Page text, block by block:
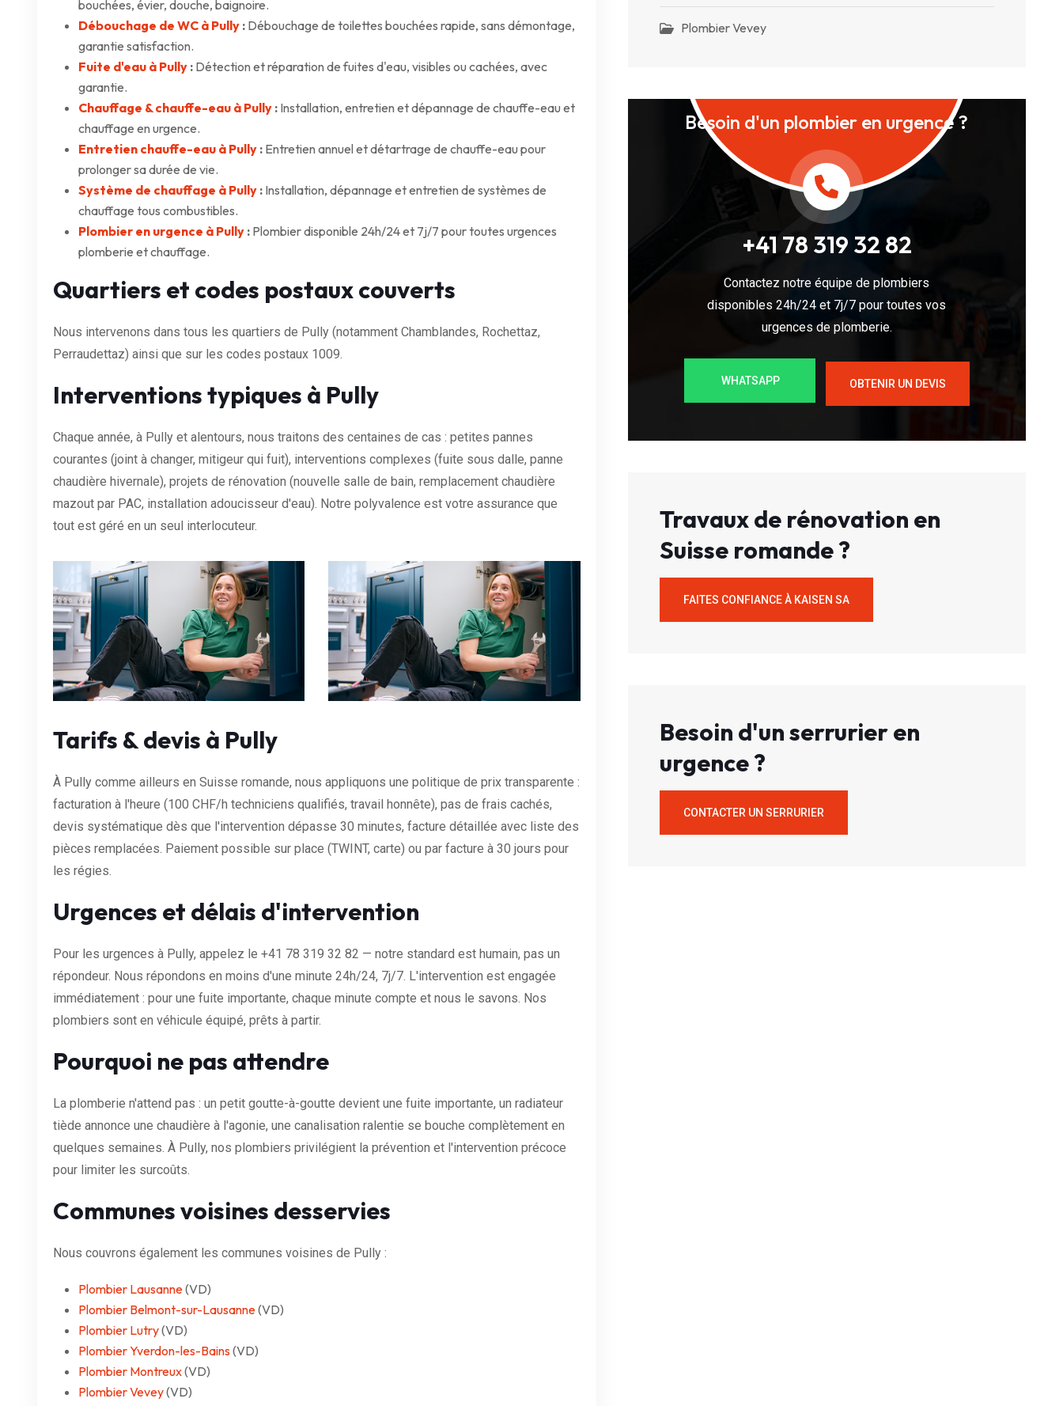
bouchées, évier, douche, baignoire.
Débouchage de WC à Pully : Débouchage de toilettes bouchées rapide, sans démontage,
garantie satisfaction.
Fuite d'eau à Pully : Détection et réparation de fuites d'eau, visibles ou cachées, avec
garantie.
Chauffage & chauffe-eau à Pully : Installation, entretien et dépannage de chauffe-eau et
chauffage en urgence.
Entretien chauffe-eau à Pully : Entretien annuel et détartrage de chauffe-eau pour
prolonger sa durée de vie.
Système de chauffage à Pully : Installation, dépannage et entretien de systèmes de
chauffage tous combustibles.
Plombier en urgence à Pully : Plombier disponible 24h/24 et 7j/7 pour toutes urgences
plomberie et chauffage.
Quartiers et codes postaux couverts
Nous intervenons dans tous les quartiers de Pully (notamment Chamblandes, Rochettaz,
Perraudettaz) ainsi que sur les codes postaux 1009.
Interventions typiques à Pully
Chaque année, à Pully et alentours, nous traitons des centaines de cas : petites pannes
courantes (joint à changer, mitigeur qui fuit), interventions complexes (fuite sous dalle, panne
chaudière hivernale), projets de rénovation (nouvelle salle de bain, remplacement chaudière
mazout par PAC, installation adoucisseur d'eau). Notre polyvalence est votre assurance que
tout est géré en un seul interlocuteur.
Tarifs & devis à Pully
À Pully comme ailleurs en Suisse romande, nous appliquons une politique de prix transparente :
facturation à l'heure (100 CHF/h techniciens qualifiés, travail honnête), pas de frais cachés,
devis systématique dès que l'intervention dépasse 30 minutes, facture détaillée avec liste des
pièces remplacées. Paiement possible sur place (TWINT, carte) ou par facture à 30 jours pour
les régies.
Urgences et délais d'intervention
Pour les urgences à Pully, appelez le +41 78 319 32 82 — notre standard est humain, pas un
répondeur. Nous répondons en moins d'une minute 24h/24, 7j/7. L'intervention est engagée
immédiatement : pour une fuite importante, chaque minute compte et nous le savons. Nos
plombiers sont en véhicule équipé, prêts à partir.
Pourquoi ne pas attendre
La plomberie n'attend pas : un petit goutte-à-goutte devient une fuite importante, un radiateur
tiède annonce une chaudière à l'agonie, une canalisation ralentie se bouche complètement en
quelques semaines. À Pully, nos plombiers privilégient la prévention et l'intervention précoce
pour limiter les surcoûts.
Communes voisines desservies
Nous couvrons également les communes voisines de Pully :
Plombier Lausanne(VD)
Plombier Belmont-sur-Lausanne(VD)
Plombier Lutry(VD)
Plombier Yverdon-les-Bains(VD)
Plombier Montreux(VD)
Plombier Vevey(VD)
Plombier Vevey
Besoin d'un plombier en urgence ?
+41 78 319 32 82
Contactez notre équipe de plombiers
disponibles 24h/24 et 7j/7 pour toutes vos
urgences de plomberie.
WHATSAPP OBTENIR UN DEVIS
Travaux de rénovation en
Suisse romande ?
FAITES CONFIANCE À KAISEN SA
Besoin d'un serrurier en
urgence ?
CONTACTER UN SERRURIER